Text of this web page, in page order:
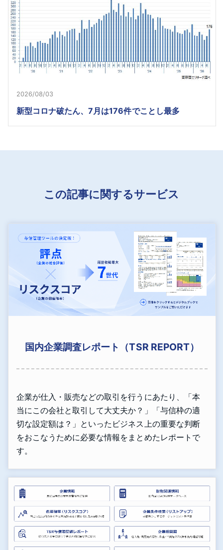
2026/08/03
新型コロナ破たん、7月は176件でことし最多
この記事に関するサービス
国内企業調査レポート（TSR REPORT）
企業が仕入・販売などの取引を行うにあたり、「本
当にこの会社と取引して大丈夫か？」「与信枠の適
切な設定額は？」といったビジネス上の重要な判断
をおこなうために必要な情報をまとめたレポートで
す。